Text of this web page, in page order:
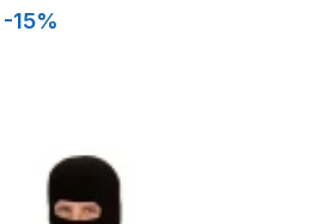
-15%